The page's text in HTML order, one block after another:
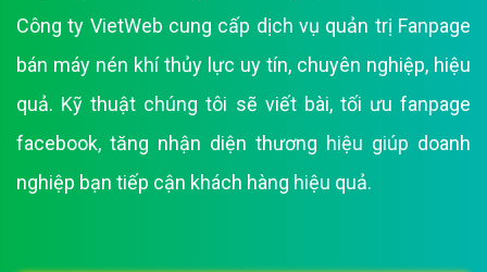
Công ty VietWeb cung cấp dịch vụ quản trị Fanpage
bán máy nén khí thủy lực uy tín, chuyên nghiệp, hiệu
quả. Kỹ thuật chúng tôi sẽ viết bài, tối ưu fanpage
facebook, tăng nhận diện thương hiệu giúp doanh
nghiệp bạn tiếp cận khách hàng hiệu quả.